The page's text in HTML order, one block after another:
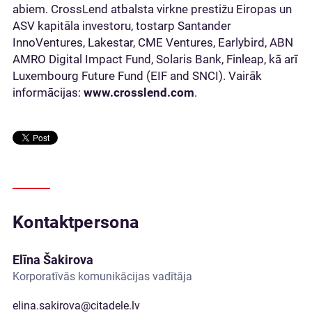
abiem. CrossLend atbalsta virkne prestižu Eiropas un
ASV kapitāla investoru, tostarp Santander
InnoVentures, Lakestar, CME Ventures, Earlybird, ABN
AMRO Digital Impact Fund, Solaris Bank, Finleap, kā arī
Luxembourg Future Fund (EIF and SNCI). Vairāk
informācijas: www.crosslend.com.
Kontaktpersona
Elīna Šakirova
Korporatīvās komunikācijas vadītāja
elina.sakirova@citadele.lv